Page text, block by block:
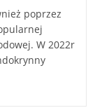
poprzez
W 2022r